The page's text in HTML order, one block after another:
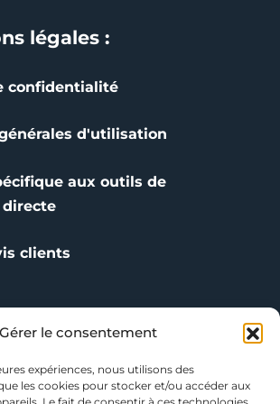
Gérer le consentement
expériences, nous utilisons des
les cookies pour stocker et/ou accéder aux
légales :
confidentialité
d'utilisation
aux outils de
clients